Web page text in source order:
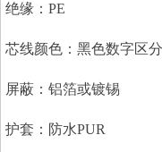
绝缘：PE
芯线颜色：黑色数字区
屏蔽：铝箔或镀锡
护套：防水PUR